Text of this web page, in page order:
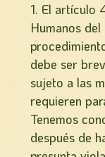
El artículo
Humanos
debe ser
sujeto a las
requieren
Tenemos
después de